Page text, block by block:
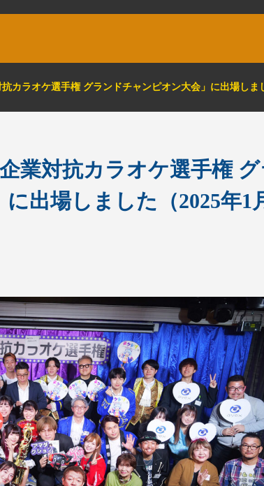
カラオケ選手権 グランドチャンピオン大会」に出場しま
業対抗カラオケ選手権
出場しました（2025年1